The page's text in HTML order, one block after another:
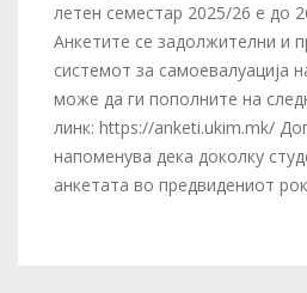
летен семестар 2025/26 е до
Анкетите се задолжителни и
системот за самоевалуација
може да ги пополните на
линк: https://anketi.ukim.mk/
напоменува дека доколку
анкетата во предвидениот